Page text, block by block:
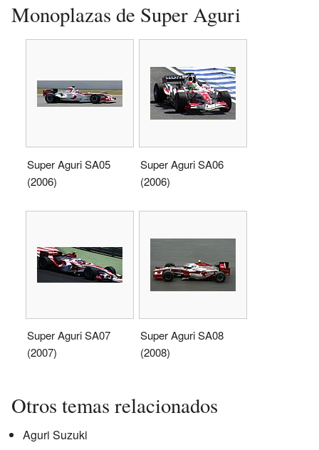
Monoplazas de Super Aguri
Super Aguri SA05
(2006)
Super Aguri SA06
(2006)
Super Aguri SA07
(2007)
Super Aguri SA08
(2008)
Otros temas relacionados
Aguri Suzuki